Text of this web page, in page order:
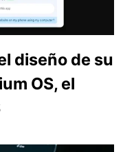
diseño de su
OS, el